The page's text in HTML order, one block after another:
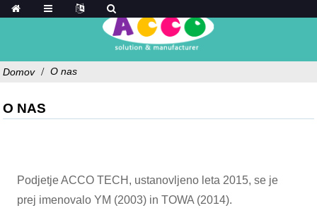
Domov O nas
O NAS
Podjetje ACCO TECH, ustanovljeno leta 2015, se je
prej imenovalo YM (2003) in TOWA (2014).